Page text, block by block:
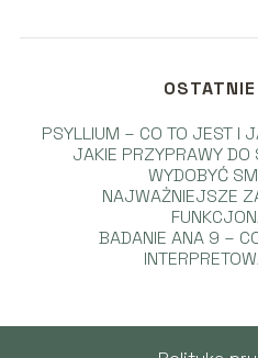
PSYLLIUM – CO TO JEST I
JAKIE PRZYPRAWY DO
WYDOBYĆ
NAJWAŻNIEJSZE
BADANIE ANA 9 –